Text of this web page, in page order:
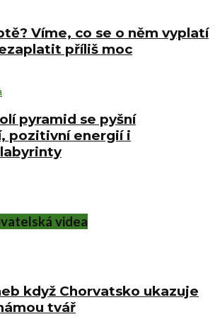
Víme, co se o něm vyplatí
příliš moc
pyramid se pyšní
pozitivní energií i
videa
když Chorvatsko ukazuje
tvář